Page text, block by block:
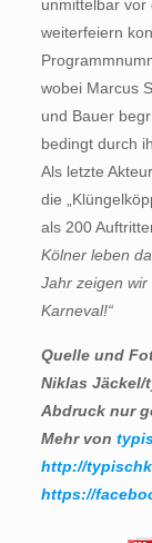
unmittelbar vor
weiterfeiern
wobei Marcus
und Bauer
bedingt durch
Als letzte
die
als 200
Kölner leben
Jahr zeigen
Karneval!“
Quelle und
Niklas
Abdruck nur
Mehr von
http://
https://